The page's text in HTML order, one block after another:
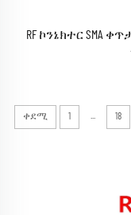
RF ኮንኔክተር SMA
ቀደሚ 1 ... 18